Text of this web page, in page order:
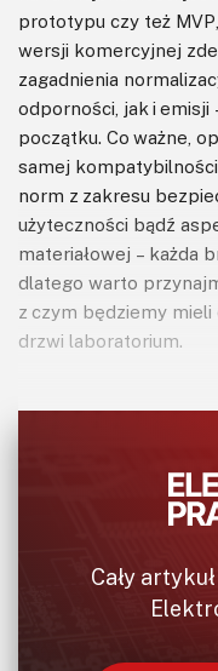
prototypu czy też
wersji komercyjnej
zagadnienia
odporności, jak i emisji
początku. Co ważne,
samej
norm z zakresu
użyteczności bądź
materiałowej – każda
dlatego warto
z czym będziemy
drzwi laboratorium.
Rysunek 1.
zakłóceń
Cały